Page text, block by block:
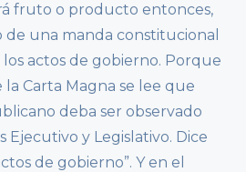
fruto o producto entonces,
una manda constitucional
actos de gobierno. Porque
Carta Magna se lee que
deba ser observado
Ejecutivo y Legislativo. Dice
de gobierno”. Y en el